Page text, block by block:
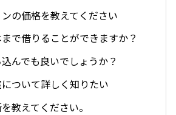
の価格を教えてください
で借りることができますか？
んでも良いでしょうか？
ついて詳しく知りたい
教えてください。